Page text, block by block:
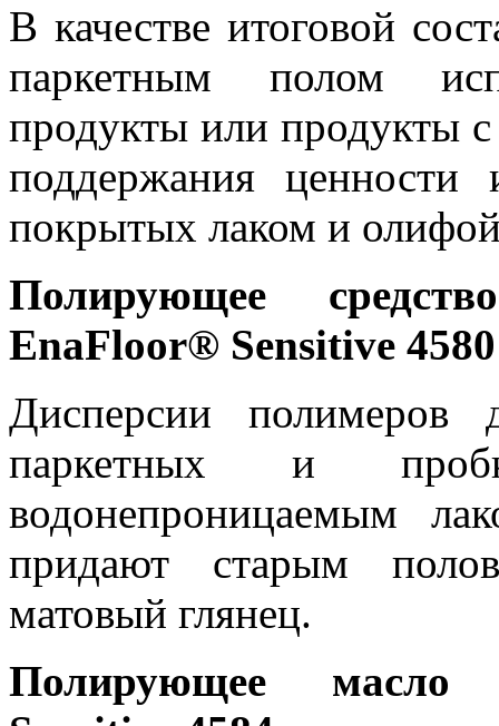
В качестве итоговой
паркетным полом
продукты или продукты
поддержания ценности
покрытых лаком и
Полирующее
EnaFloor® Sensitive 4580
Дисперсии
паркетных и
водонепроницаемым
придают старым
матовый глянец.
Полирующее